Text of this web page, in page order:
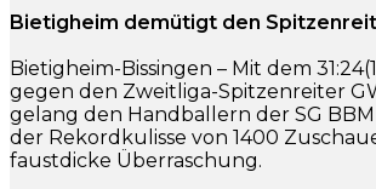
Bietigheim demütigt den
Bietigheim-Bissingen – Mit dem
gegen den Zweitliga-Spitzenreiter
gelang den Handballern der SG
der Rekordkulisse von 1400
faustdicke Überraschung.